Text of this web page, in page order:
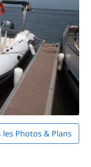
Photos & Plans